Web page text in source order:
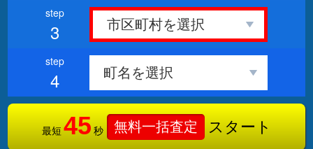
3
4
最短 45 秒 無料一括査定 スタート